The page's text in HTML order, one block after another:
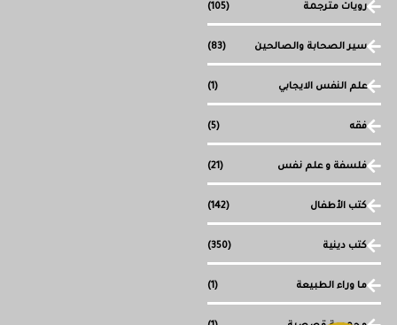
رويات مترجمة (105)
سير الصحابة والصالحين (83)
علم النفس الايجابي (1)
فقه (5)
فلسفة و علم نفس (21)
كتب الأطفال (142)
كتب دينية (350)
ما وراء الطبيعة (1)